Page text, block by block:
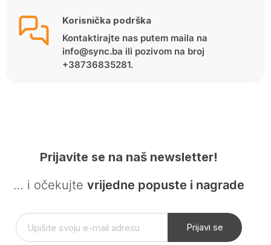
Korisnička podrška
Kontaktirajte nas putem maila na
info@sync.ba ili pozivom na broj
+38736835281.
Prijavite se na naš newsletter!
… i očekujte vrijedne popuste i nagrade
Prijavi se